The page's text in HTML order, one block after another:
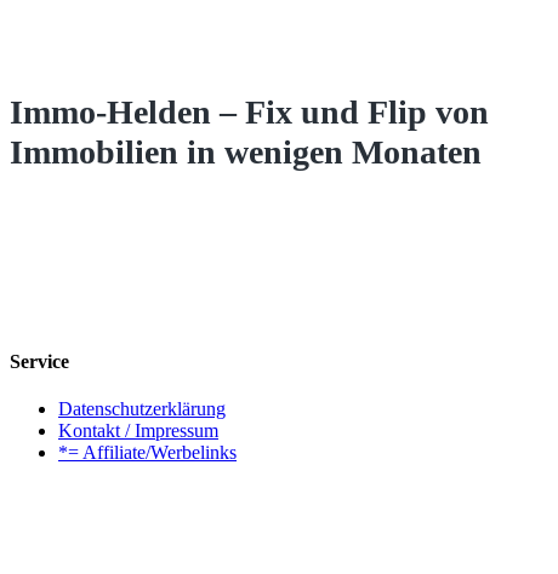
Immo-Helden – Fix und Flip von
Immobilien in wenigen Monaten
Service
Datenschutzerklärung
Kontakt / Impressum
*= Affiliate/Werbelinks